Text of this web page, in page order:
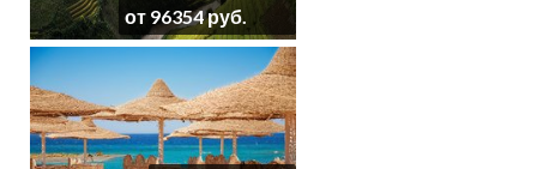
от 96354 руб.